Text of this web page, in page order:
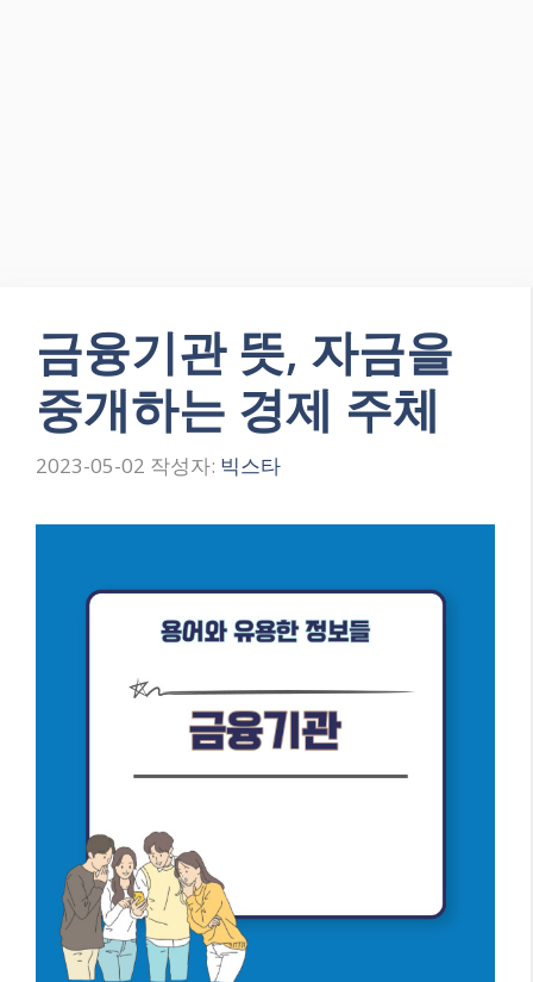
금융기관 뜻, 자금을
중개하는 경제 주체
2023-05-02 작성자: 빅스타